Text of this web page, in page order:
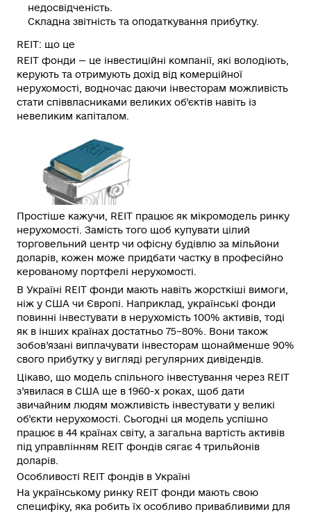
недосвідченість.
Складна звітність та оподаткування прибутку.
REIT: що це
REIT фонди — це інвестиційні компанії, які володіють,
керують та отримують дохід від комерційної
нерухомості, водночас даючи інвесторам можливість
стати співвласниками великих об’єктів навіть із
невеликим капіталом
Простіше кажучи, REIT працює як мікромодель ринку
нерухомості. Замість того щоб купувати цілий
торговельний центр чи офісну будівлю за мільйони
доларів, кожен може придбати частку в професійно
керованому портфелі нерухомості.
В Україні REIT фонди мають навіть жорсткіші вимоги,
ніж у США чи Європі. Наприклад, українські фонди
повинні інвестувати в нерухомість 100% активів, тоді
як в інших країнах достатньо 75–80%. Вони також
зобов’язані виплачувати інвесторам щонайменше 90%
свого прибутку у вигляді регулярних дивідендів.
Цікаво, що модель спільного інвестування через REIT
з’явилася в США ще в 1960-х роках, щоб дати
звичайним людям можливість інвестувати у великі
об’єкти нерухомості. Сьогодні ця модель успішно
працює в 44 країнах світу, а загальна вартість активів
під управлінням REIT фондів сягає 4 трильйонів
доларів.
Особливості REIT фондів в Україні
На українському ринку REIT фонди мають свою
специфіку, яка робить їх особливо привабливими для